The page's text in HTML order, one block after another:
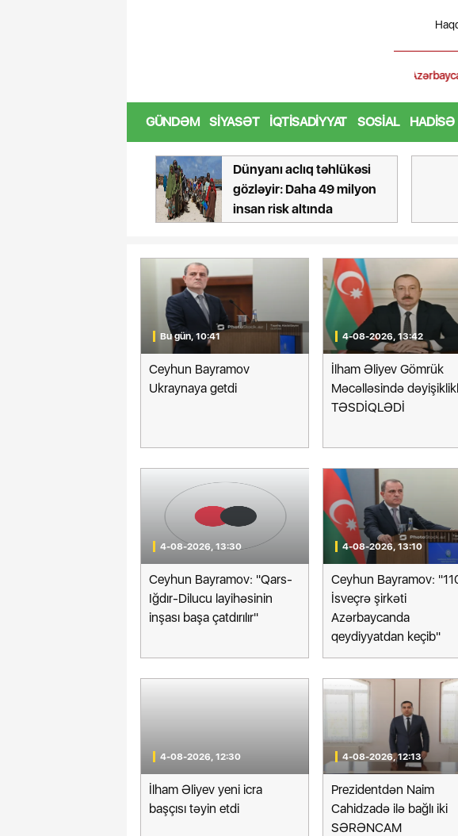
Azərbaycan ilə Qırğızıstan arasında
GÜNDƏM SIYASƏT İQTISADIYYAT SOSIAL HADISƏ
Dünyanı aclıq təhlükəsi
gözləyir: Daha 49 milyon
insan risk altında
Bu gün, 10:41
Ceyhun Bayramov
Ukraynaya getdi
4-08-2026, 13:42
İlham Əliyev Gömrük
Məcəlləsində
TƏSDİQLƏDİ
4-08-2026, 13:30
Ceyhun Bayramov: "Qars-
Iğdır-Dilucu layihəsinin
inşası başa çatdırılır"
4-08-2026, 13:10
Ceyhun Bayramov:
İsveçrə şirkəti
Azərbaycanda
qeydiyyatdan keçib"
4-08-2026, 12:30
İlham Əliyev yeni icra
başçısı təyin etdi
4-08-2026, 12:13
Prezidentdən Naim
Cahidzadə ilə bağlı iki
SƏRƏNCAM
gediş haqqı nə
Bakıdan Tbilisiyə qatar bileti
almaq istəyənlərə ŞAD XƏBƏR